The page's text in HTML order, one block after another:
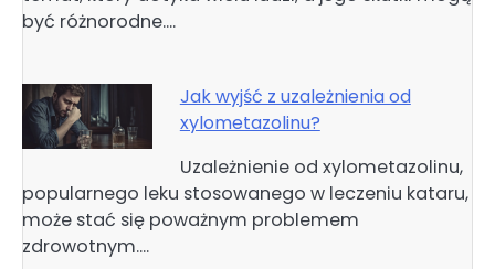
być różnorodne.…
Jak wyjść z uzależnienia od
xylometazolinu?
Uzależnienie od xylometazolinu,
popularnego leku stosowanego w leczeniu kataru,
może stać się poważnym problemem
zdrowotnym.…